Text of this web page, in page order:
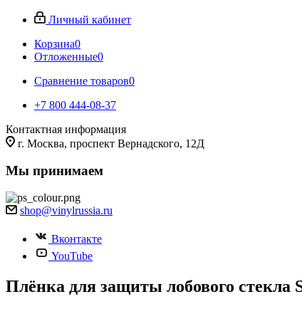
Личный кабинет
Корзина0
Отложенные0
Сравнение товаров0
+7 800 444-08-37
Контактная информация
г. Москва, проспект Вернадского, 12Д
Мы принимаем
shop@vinylrussia.ru
Вконтакте
YouTube
Плёнка для защиты лобового стекла